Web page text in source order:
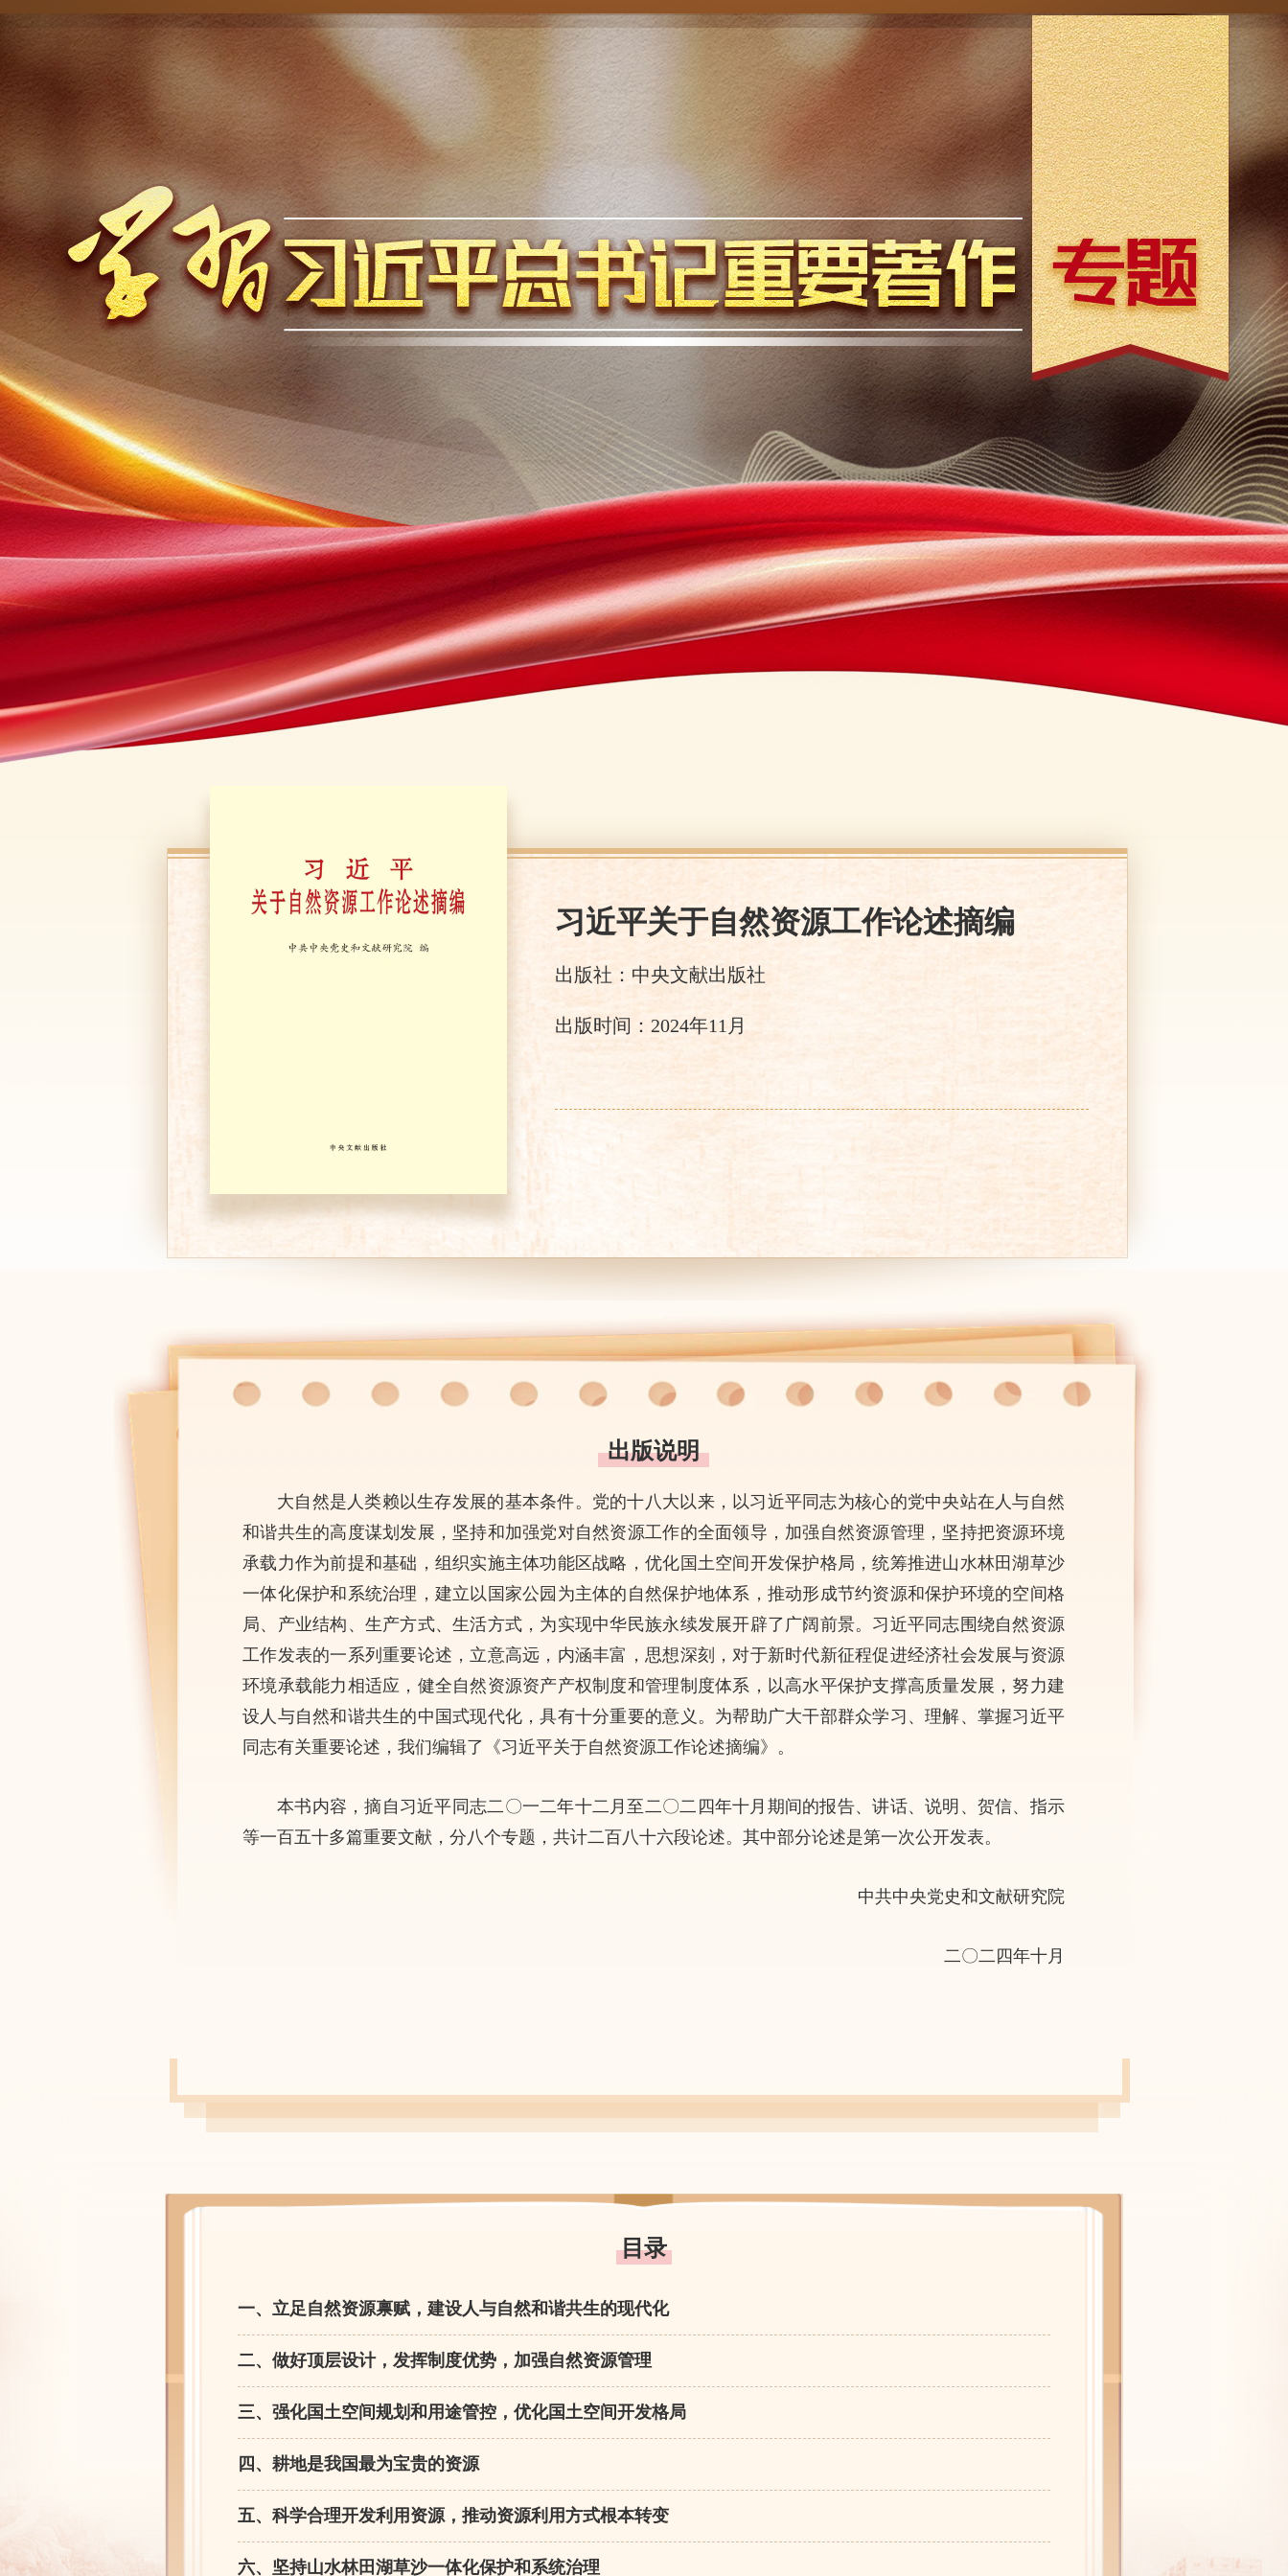
习近平关于自然资源工作论述摘编
出版社：中央文献出版社
出版时间：2024年11月
出版说明
大自然是人类赖以生存发展的基本条件。党的十八大以来，以习近平同志为核心的党中央站在人与自然
和谐共生的高度谋划发展，坚持和加强党对自然资源工作的全面领导，加强自然资源管理，坚持把资源环境
承载力作为前提和基础，组织实施主体功能区战略，优化国土空间开发保护格局，统筹推进山水林田湖草沙
一体化保护和系统治理，建立以国家公园为主体的自然保护地体系，推动形成节约资源和保护环境的空间格
局、产业结构、生产方式、生活方式，为实现中华民族永续发展开辟了广阔前景。习近平同志围绕自然资源
工作发表的一系列重要论述，立意高远，内涵丰富，思想深刻，对于新时代新征程促进经济社会发展与资源
环境承载能力相适应，健全自然资源资产产权制度和管理制度体系，以高水平保护支撑高质量发展，努力建
设人与自然和谐共生的中国式现代化，具有十分重要的意义。为帮助广大干部群众学习、理解、掌握习近平
同志有关重要论述，我们编辑了《习近平关于自然资源工作论述摘编》。
本书内容，摘自习近平同志二〇一二年十二月至二〇二四年十月期间的报告、讲话、说明、贺信、指示
等一百五十多篇重要文献，分八个专题，共计二百八十六段论述。其中部分论述是第一次公开发表。
中共中央党史和文献研究院
二〇二四年十月
目录
一、立足自然资源禀赋，建设人与自然和谐共生的现代化
二、做好顶层设计，发挥制度优势，加强自然资源管理
三、强化国土空间规划和用途管控，优化国土空间开发格局
四、耕地是我国最为宝贵的资源
五、科学合理开发利用资源，推动资源利用方式根本转变
六、坚持山水林田湖草沙一体化保护和系统治理